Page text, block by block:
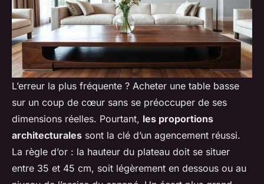
L’erreur la plus fréquente ? Acheter une table basse
sur un coup de cœur sans se préoccuper de ses
dimensions réelles. Pourtant, les proportions
architecturales sont la clé d’un agencement réussi.
La règle d’or : la hauteur du plateau doit se situer
entre 35 et 45 cm, soit légèrement en dessous ou au